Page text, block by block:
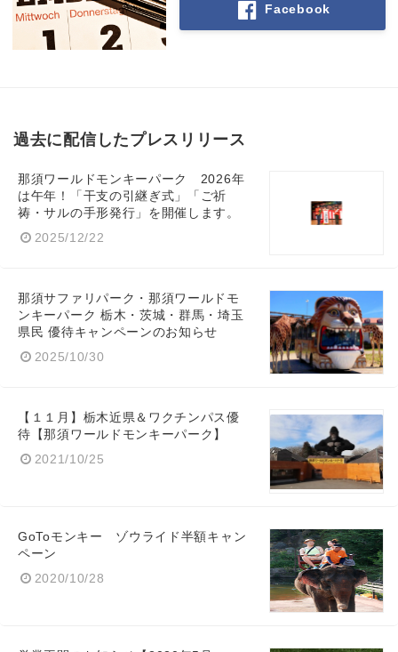
Facebook
過去に配信したプレスリリース
那須ワールドモンキーパーク 2026年
は午年！「干支の引継ぎ式」「ご祈
祷・サルの手形発行」を開催します。
2025/12/22
那須サファリパーク・那須ワールドモ
ンキーパーク 栃木・茨城・群馬・埼玉
県民 優待キャンペーンのお知らせ
2025/10/30
【１１月】栃木近県＆ワクチンパス優
待【那須ワールドモンキーパーク】
2021/10/25
GoToモンキー ゾウライド半額キャン
ペーン
2020/10/28